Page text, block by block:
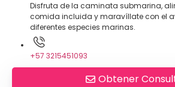
Disfruta de la caminata submarina,
comida incluida y maravíllate con el
diferentes especies marinas.
+57 3215451093
Obtener